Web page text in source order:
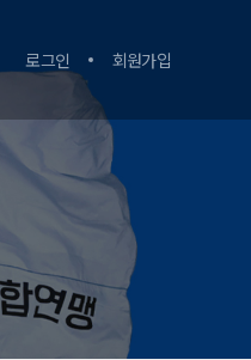
로그인 회원가입